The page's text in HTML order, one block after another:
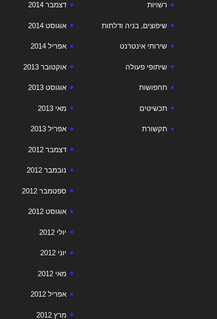
דצמבר 2014
אוגוסט 2014
אפריל 2014
אוקטובר 2013
אוגוסט 2013
מאי 2013
אפריל 2013
דצמבר 2012
נובמבר 2012
ספטמבר 2012
אוגוסט 2012
יולי 2012
יוני 2012
מאי 2012
אפריל 2012
מרץ 2012
רשויות
שיפוצים, בניה ודלתות
שירותי אינטרנט
שיתופי פעולה
תחפושות
תכשיטים
תקשורת